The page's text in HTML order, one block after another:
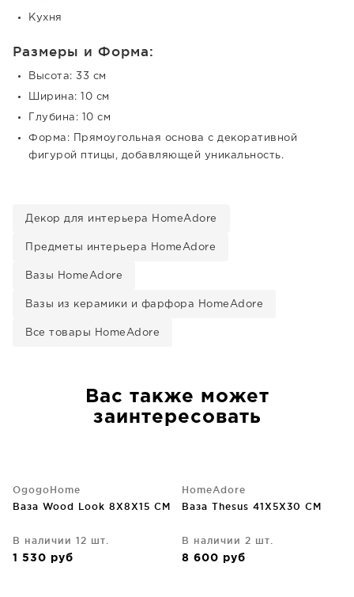
Кухня
Размеры и Форма:
Высота: 33 см
Ширина: 10 см
Глубина: 10 см
Форма: Прямоугольная основа с декоративной
фигурой птицы, добавляющей уникальность.
Декор для интерьера HomeAdore
Предметы интерьера HomeAdore
Вазы HomeAdore
Вазы из керамики и фарфора HomeAdore
Все товары HomeAdore
Вас также может
заинтересовать
OgogoHome
Ваза Wood Look 8X8X15 CM
В наличии 12 шт.
1 530 руб
HomeAdore
Ваза Thesus 41X5X30 CM
В наличии 2 шт.
8 600 руб